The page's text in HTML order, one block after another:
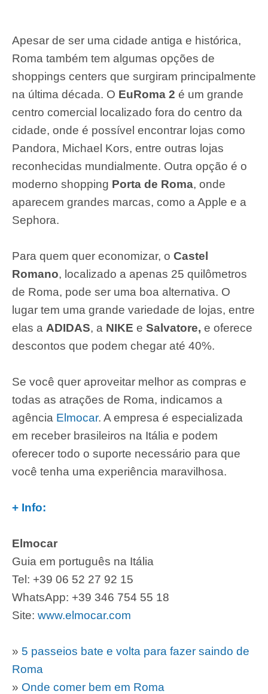
Apesar de ser uma cidade antiga e histórica,
Roma também tem algumas opções de
shoppings centers que surgiram principalmente
na última década. O EuRoma 2 é um grande
centro comercial localizado fora do centro da
cidade, onde é possível encontrar lojas como
Pandora, Michael Kors, entre outras lojas
reconhecidas mundialmente. Outra opção é o
moderno shopping Porta de Roma, onde
aparecem grandes marcas, como a Apple e a
Sephora.
Para quem quer economizar, o Castel
Romano, localizado a apenas 25 quilômetros
de Roma, pode ser uma boa alternativa. O
lugar tem uma grande variedade de lojas, entre
elas a ADIDAS, a NIKE e Salvatore, e oferece
descontos que podem chegar até 40%.
Se você quer aproveitar melhor as compras e
todas as atrações de Roma, indicamos a
agência Elmocar. A empresa é especializada
em receber brasileiros na Itália e podem
oferecer todo o suporte necessário para que
você tenha uma experiência maravilhosa.
+ Info:
Elmocar
Guia em português na Itália
Tel: +39 06 52 27 92 15
WhatsApp: +39 346 754 55 18
Site: www.elmocar.com
» 5 passeios bate e volta para fazer saindo de
Roma
» Onde comer bem em Roma